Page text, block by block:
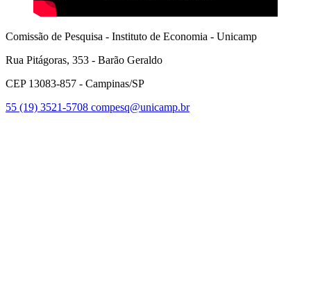
Comissão de Pesquisa - Instituto de Economia - Unicamp
Rua Pitágoras, 353 - Barão Geraldo
CEP 13083-857 - Campinas/SP
55 (19) 3521-5708 compesq@unicamp.br